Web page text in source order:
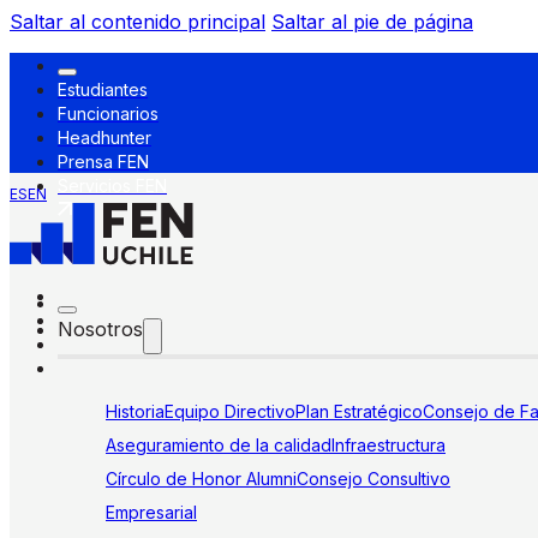
Saltar al contenido principal Saltar al pie de página
Estudiantes
Funcionarios
Headhunter
Prensa FEN
ESEN
Nosotros
HistoriaEquipo DirectivoPlan EstratégicoConsejo de
Aseguramiento de la calidadInfraestructura
Círculo de Honor AlumniConsejo Consultivo
Empresarial